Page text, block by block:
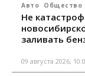
Авто Общество
Не
заливать
09 августа 2026,